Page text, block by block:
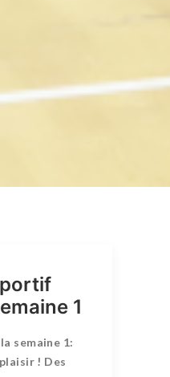
1
semaine 1:
! Des